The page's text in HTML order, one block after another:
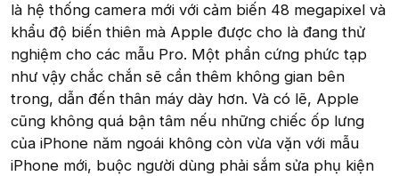
là hệ thống camera mới với cảm biến 48 megapixel và
khẩu độ biến thiên mà Apple được cho là đang thử
nghiệm cho các mẫu Pro. Một phần cứng phức tạp
như vậy chắc chắn sẽ cần thêm không gian bên
trong, dẫn đến thân máy dày hơn. Và có lẽ, Apple
cũng không quá bận tâm nếu những chiếc ốp lưng
của iPhone năm ngoái không còn vừa vặn với mẫu
iPhone mới, buộc người dùng phải sắm sửa phụ kiện